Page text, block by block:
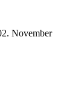
2. November